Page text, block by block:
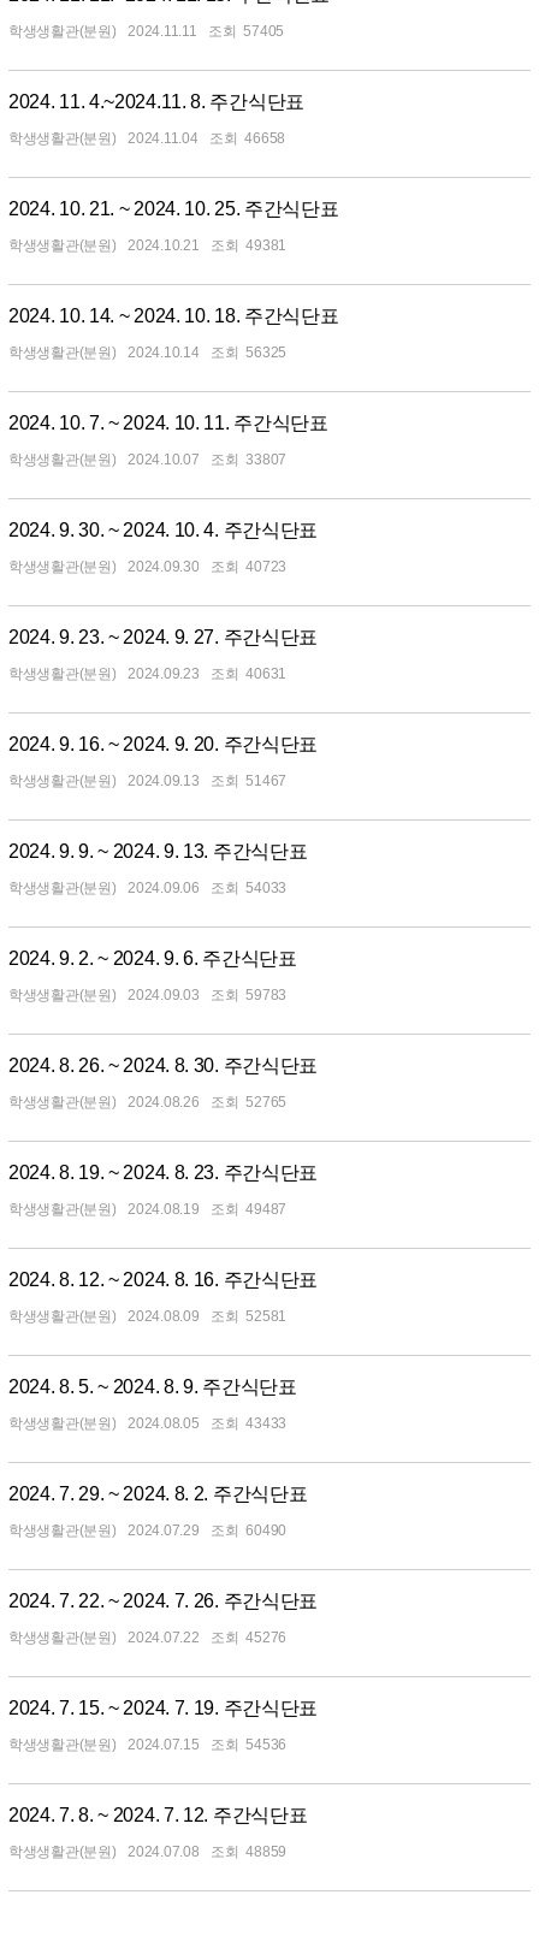
학생생활관(분원) 2024.11.11 57405
2024. 11. 4.~2024.11. 8. 주간식단표
학생생활관(분원) 2024.11.04 46658
2024. 10. 21. ~ 2024. 10. 25. 주간식단표
학생생활관(분원) 2024.10.21 49381
2024. 10. 14. ~ 2024. 10. 18. 주간식단표
학생생활관(분원) 2024.10.14 56325
2024. 10. 7. ~ 2024. 10. 11. 주간식단표
학생생활관(분원) 2024.10.07 33807
2024. 9. 30. ~ 2024. 10. 4. 주간식단표
학생생활관(분원) 2024.09.30 40723
2024. 9. 23. ~ 2024. 9. 27. 주간식단표
학생생활관(분원) 2024.09.23 40631
2024. 9. 16. ~ 2024. 9. 20. 주간식단표
학생생활관(분원) 2024.09.13 51467
2024. 9. 9. ~ 2024. 9. 13. 주간식단표
학생생활관(분원) 2024.09.06 54033
2024. 9. 2. ~ 2024. 9. 6. 주간식단표
학생생활관(분원) 2024.09.03 59783
2024. 8. 26. ~ 2024. 8. 30. 주간식단표
학생생활관(분원) 2024.08.26 52765
2024. 8. 19. ~ 2024. 8. 23. 주간식단표
학생생활관(분원) 2024.08.19 49487
2024. 8. 12. ~ 2024. 8. 16. 주간식단표
학생생활관(분원) 2024.08.09 52581
2024. 8. 5. ~ 2024. 8. 9. 주간식단표
학생생활관(분원) 2024.08.05 43433
2024. 7. 29. ~ 2024. 8. 2. 주간식단표
학생생활관(분원) 2024.07.29 60490
2024. 7. 22. ~ 2024. 7. 26. 주간식단표
학생생활관(분원) 2024.07.22 45276
2024. 7. 15. ~ 2024. 7. 19. 주간식단표
학생생활관(분원) 2024.07.15 54536
2024. 7. 8. ~ 2024. 7. 12. 주간식단표
학생생활관(분원) 2024.07.08 48859